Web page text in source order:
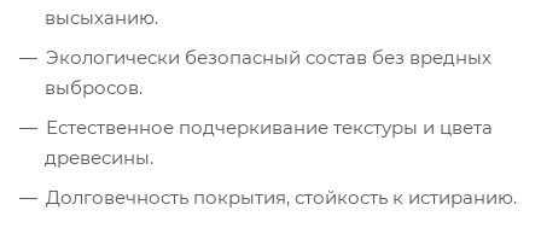
высыханию.
Экологически безопасный состав без вредных
выбросов.
Естественное подчеркивание текстуры и цвета
древесины.
Долговечность покрытия, стойкость к истиранию.